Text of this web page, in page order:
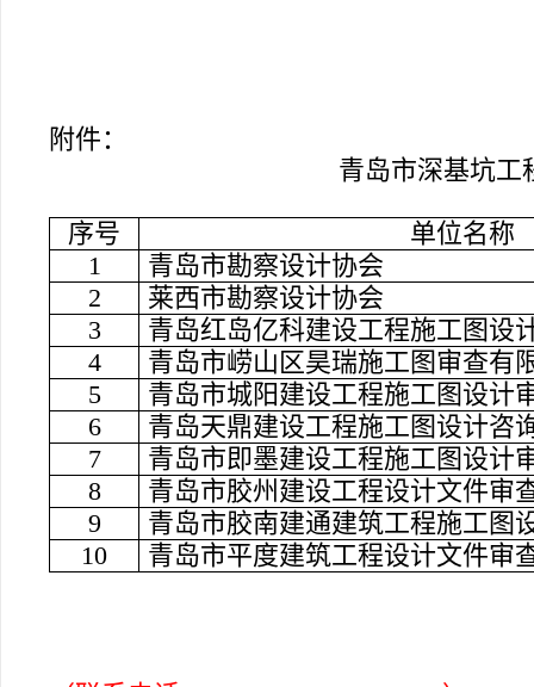
附件：
青岛市深基坑工
序号
单位名称
1
青岛市勘察设计协会
2
莱西市勘察设计协会
3
青岛红岛亿科建设工程施工图设
4
青岛市崂山区昊瑞施工图审查有
5
青岛市城阳建设工程施工图设计
6
青岛天鼎建设工程施工图设计咨
7
青岛市即墨建设工程施工图设计
8
青岛市胶州建设工程设计文件审
9
青岛市胶南建通建筑工程施工图
10
青岛市平度建筑工程设计文件审